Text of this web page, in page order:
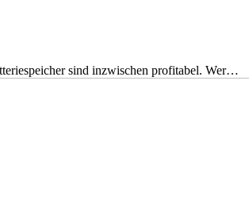
sind inzwischen profitabel. Wer…